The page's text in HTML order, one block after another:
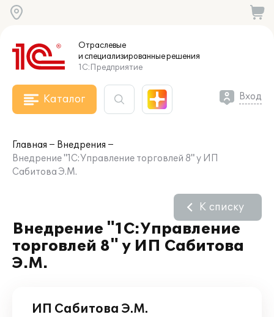
Отраслевые
и специализированныерешения
1С:Предприятие
Каталог Вход
Главная
Внедрения
Внедрение "1С:Управление торговлей 8" у ИП
Сабитова Э.М.
Внедрение "1С:Управление
торговлей 8" у ИП Сабитова
Э.М.
К списку
ИП Сабитова Э.М.